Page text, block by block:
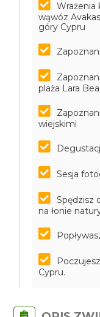
Wrażenia
wąwóz
góry Cypru
plaża Lara
wiejskimi
Sesja
Spędzisz
na łonie
Cypru.